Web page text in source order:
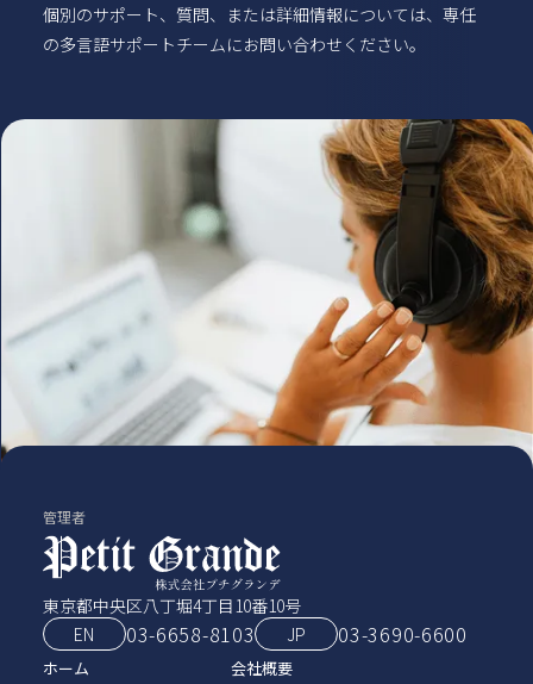
個別のサポート、質問、または詳細情報については、専任
の多言語サポートチームにお問い合わせください。
管理者
東京都中央区八丁堀4丁目10番10号
EN
03-6658-8103 JP 03‑3690‑6600
ホーム
会社概要